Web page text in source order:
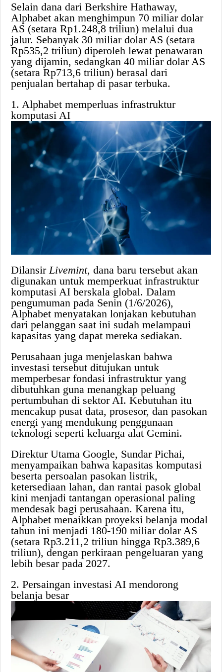
Selain dana dari Berkshire Hathaway,
Alphabet akan menghimpun 70 miliar dolar
AS (setara Rp1.248,8 triliun) melalui dua
jalur. Sebanyak 30 miliar dolar AS (setara
Rp535,2 triliun) diperoleh lewat penawaran
yang dijamin, sedangkan 40 miliar dolar AS
(setara Rp713,6 triliun) berasal dari
penjualan bertahap di pasar terbuka.
1. Alphabet memperluas infrastruktur
komputasi AI
DilansirLivemint, dana baru tersebut akan
digunakan untuk memperkuat infrastruktur
komputasi AI berskala global. Dalam
pengumuman pada Senin (1/6/2026),
Alphabet menyatakan lonjakan kebutuhan
dari pelanggan saat ini sudah melampaui
kapasitas yang dapat mereka sediakan.
Perusahaan juga menjelaskan bahwa
investasi tersebut ditujukan untuk
memperbesar fondasi infrastruktur yang
dibutuhkan guna menangkap peluang
pertumbuhan di sektor AI. Kebutuhan itu
mencakup pusat data, prosesor, dan pasokan
energi yang mendukung penggunaan
teknologi seperti keluarga alat Gemini.
Direktur Utama Google, Sundar Pichai,
menyampaikan bahwa kapasitas komputasi
beserta persoalan pasokan listrik,
ketersediaan lahan, dan rantai pasok global
kini menjadi tantangan operasional paling
mendesak bagi perusahaan. Karena itu,
Alphabet menaikkan proyeksi belanja modal
tahun ini menjadi 180-190 miliar dolar AS
(setara Rp3.211,2 triliun hingga Rp3.389,6
triliun), dengan perkiraan pengeluaran yang
lebih besar pada 2027.
2. Persaingan investasi AI mendorong
belanja besar